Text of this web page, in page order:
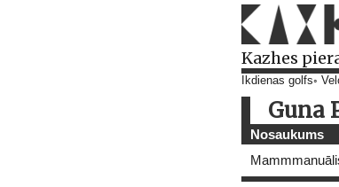
Kazhes
Ikdienas golfs
Guna
Nosaukums